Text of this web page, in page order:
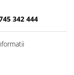
342 444